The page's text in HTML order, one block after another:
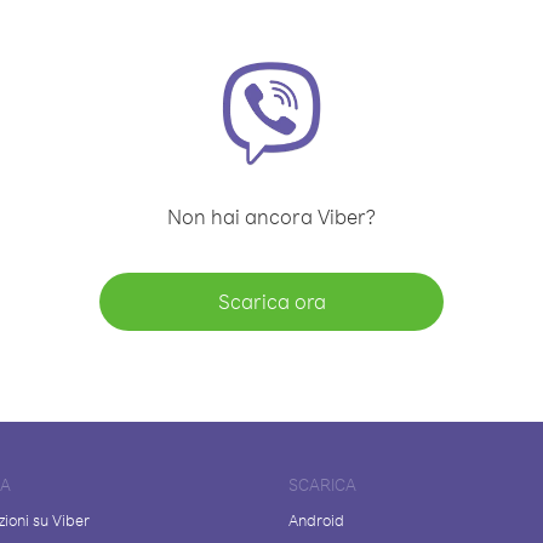
Non hai ancora Viber?
Scarica ora
su Viber
SCARICA
Android